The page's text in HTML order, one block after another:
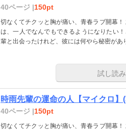
40ページ |150pt
切なくてチクッと胸が痛い、青春ラブ開幕！ 才色兼備な姉に比べ、見た目も中身もふつーな女子高生・苗
は、一人でなんでもできるようになりたい
輩と出会ったけれど、彼には何やら秘密が
試し読み
時雨先輩の運命の人【マイクロ】
40ページ |150pt
切なくてチクッと胸が痛い、青春ラブ開幕！ 才色兼備な姉に比べ、見た目も中身もふつーな女子高生・苗